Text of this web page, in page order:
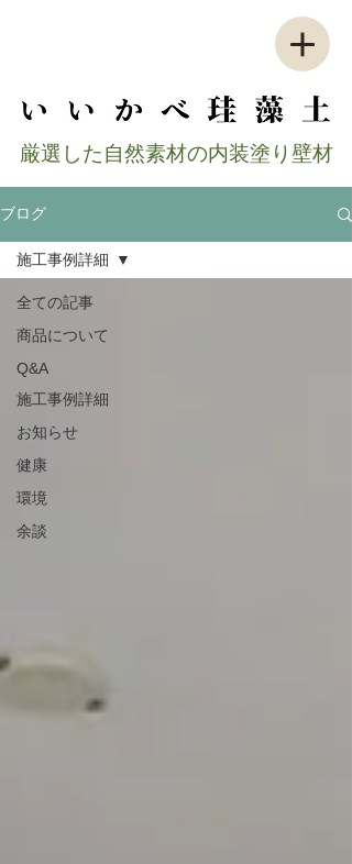
​厳選した自然素材の内装塗り壁材
ブログ
全ての記事
商品について
Q&A
施工事例詳細
お知らせ
健康
環境
余談
施工事例詳細